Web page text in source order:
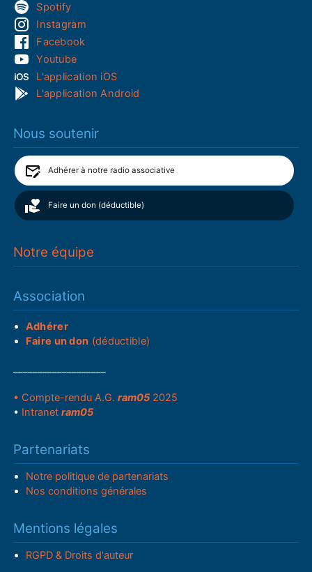
Spotify
Instagram
Facebook
Youtube
L'application iOS
L'application Android
Nous soutenir
Adhérer à notre radio associative
Faire un don (déductible)
Notre équipe
Association
Adhérer
Faire un don (déductible)
• Compte-rendu A.G.ram05 2025
• Intranetram05
Partenariats
Notre politique de partenariats
Nos conditions générales
Mentions légales
RGPD & Droits d'auteur